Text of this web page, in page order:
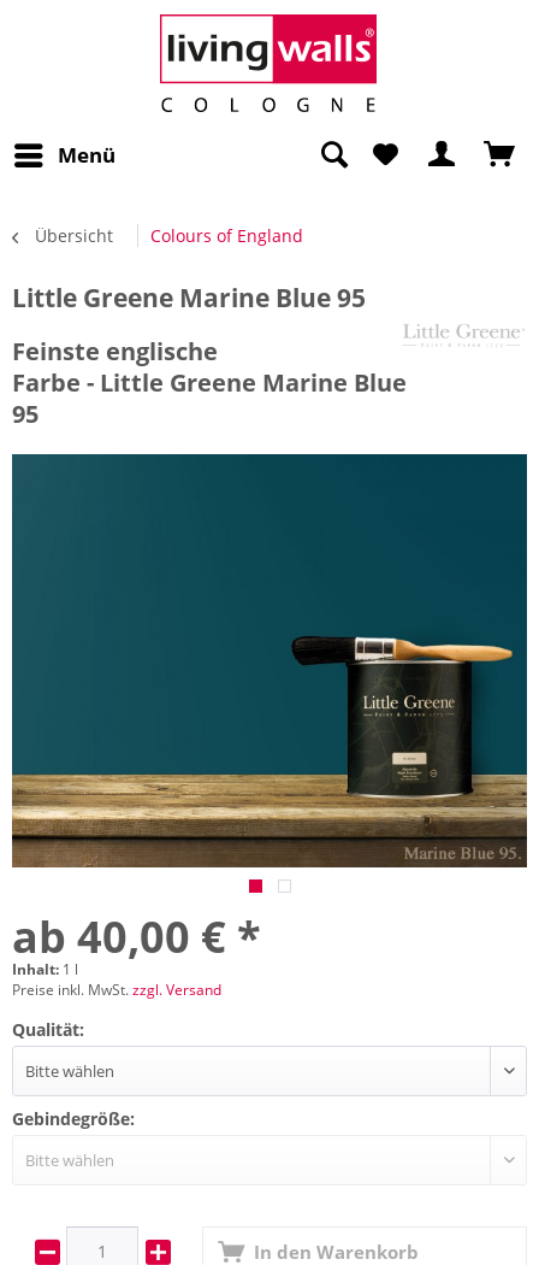
Menü
Übersicht Colours of England
Little Greene Marine Blue 95
Feinste englische
Farbe - Little Greene Marine Blue
95
ab 40,00 € *
Inhalt: 1 l
Preise inkl. MwSt.zzgl. Versand
Qualität:
Gebindegröße:
In den Warenkorb